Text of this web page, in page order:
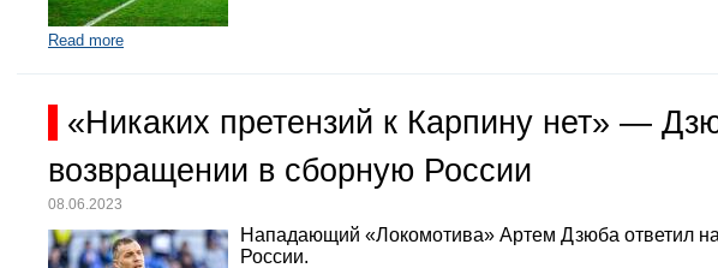
Read more
«Никаких претензий к Карпину нет» —
возвращении в сборную России
08.06.2023
Нападающий «Локомотива» Артем Дзюба ответил
России.